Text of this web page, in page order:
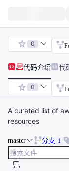
0
代码介绍 代
0
A curated list of
resources
master 分支 1